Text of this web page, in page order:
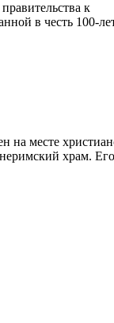
к
в честь 100-
на месте
храм. Его